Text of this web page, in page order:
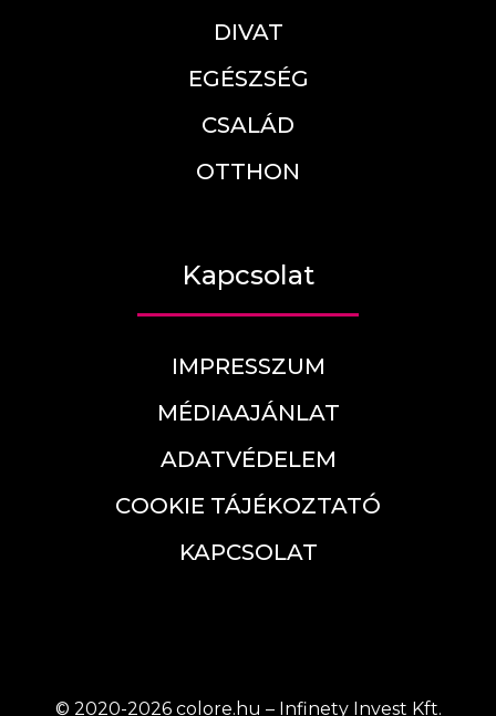
DIVAT
EGÉSZSÉG
CSALÁD
OTTHON
Kapcsolat
IMPRESSZUM
MÉDIAAJÁNLAT
ADATVÉDELEM
COOKIE TÁJÉKOZTATÓ
KAPCSOLAT
© 2020-2026 colore.hu – Infinety Invest Kft.